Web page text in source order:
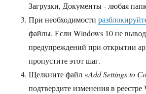
Загрузки, Документы - любая
При необходимости
файлы. Если Windows 10 не
предупреждений при открытии
пропустите этот шаг.
Щелкните файл «Add Settings to
подтвердите изменения в реестре